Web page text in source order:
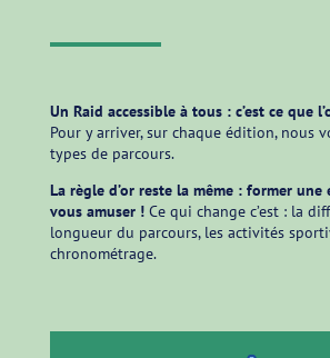
Un Raid accessible à tous : c’est ce que
Pour y arriver, sur chaque édition, nous
types de parcours.
La règle d’or reste la même : former
vous amuser !Ce qui change c’est : la
longueur du parcours, les activités
chronométrage.